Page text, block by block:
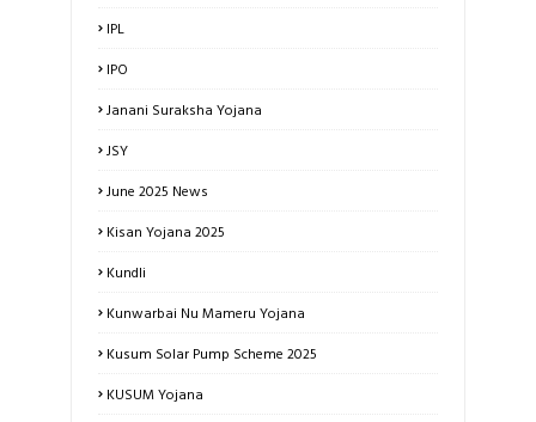
IPL
IPO
Janani Suraksha Yojana
JSY
June 2025 News
Kisan Yojana 2025
Kundli
Kunwarbai Nu Mameru Yojana
Kusum Solar Pump Scheme 2025
KUSUM Yojana